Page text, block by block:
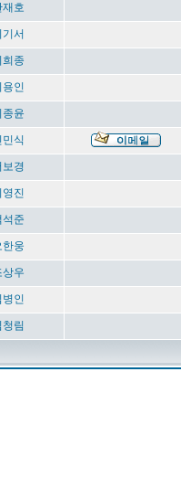
재호
기서
희종
용인
종윤
민식
보경
영진
석준
한웅
상우
병인
청림